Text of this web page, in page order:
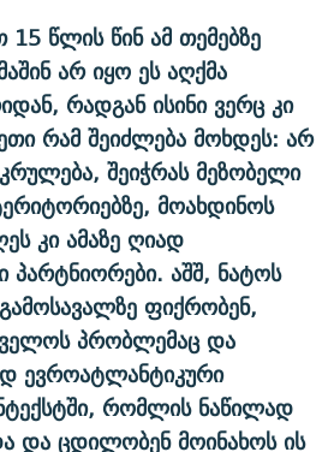
წლის წინ ამ თემებზე
არ იყო ეს აღქმა
რადგან ისინი ვერც კი
რამ შეიძლება მოხდეს: არ
შეიჭრას მეზობელი
მოახდინოს
კი ამაზე ღიად
პარტნიორები. აშშ, ნატოს
ფიქრობენ,
პრობლემაც და
ევროატლანტიკური
რომლის ნაწილად
და ცდილობენ მოინახოს ის